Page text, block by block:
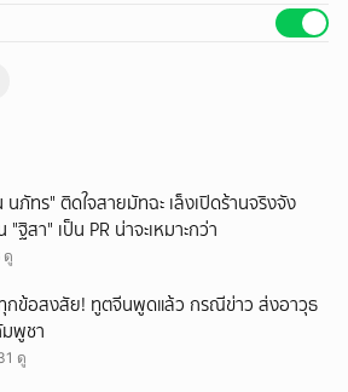
นภัทร" ติดใจสายมัทฉะ เล็งเปิดร้านจริงจัง
"ฐิสา" เป็น PR น่าจะเหมาะกว่า
ดู
กข้อสงสัย! ทูตจีนพูดแล้ว กรณีข่าว ส่งอาวุธ
มพูชา
ดู